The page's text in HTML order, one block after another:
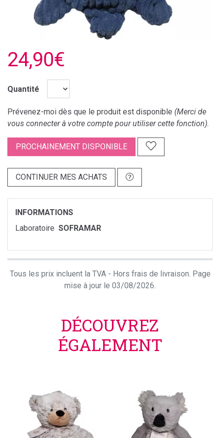
24,90€
Quantité
Prévenez-moi dès que le produit est disponible (Merci de
vous connecter à votre compte pour utiliser cette fonction).
PROCHAINEMENT DISPONIBLE
CONTINUER MES ACHATS
INFORMATIONS
Laboratoire SOFRAMAR
Tous les prix incluent la TVA - Hors frais de livraison. Page
mise à jour le 03/08/2026.
DÉCOUVREZ
ÉGALEMENT